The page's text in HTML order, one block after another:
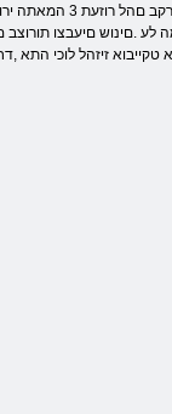
םיעבצו תורוצב
טקייבוא זיזהל לוכי